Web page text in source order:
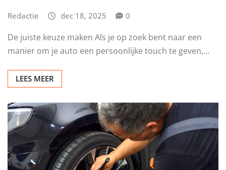
Redactie dec 18, 2025 0
De juiste keuze maken Als je op zoek bent naar een
manier om je auto een persoonlijke touch te geven,…
LEES MEER